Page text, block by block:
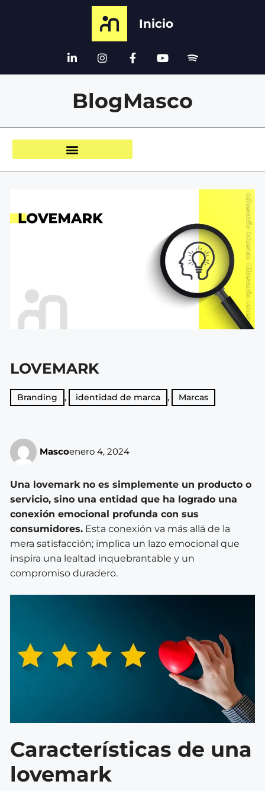
Inicio
BlogMasco
LOVEMARK
Branding , identidad de marca , Marcas
Mascoenero 4, 2024
Una lovemark no es simplemente un producto o
servicio, sino una entidad que ha logrado una
conexión emocional profunda con sus
consumidores. Esta conexión va más allá de la
mera satisfacción; implica un lazo emocional que
inspira una lealtad inquebrantable y un
compromiso duradero.
Características de una
lovemark